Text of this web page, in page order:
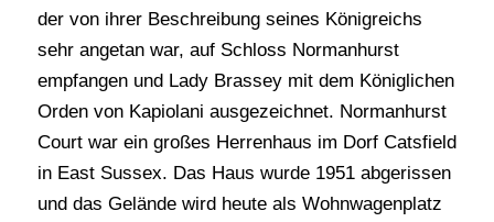
der von ihrer Beschreibung seines Königreichs
sehr angetan war, auf Schloss Normanhurst
empfangen und Lady Brassey mit dem Königlichen
Orden von Kapiolani ausgezeichnet. Normanhurst
Court war ein großes Herrenhaus im Dorf Catsfield
in East Sussex. Das Haus wurde 1951 abgerissen
und das Gelände wird heute als Wohnwagenplatz